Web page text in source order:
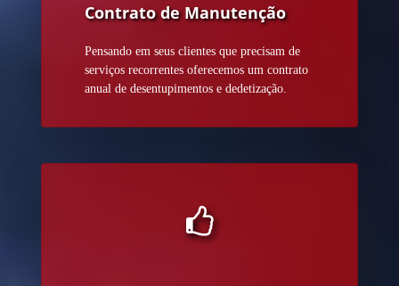
Contrato de Manutenção
Pensando em seus clientes que precisam de
serviços recorrentes oferecemos um contrato
anual de desentupimentos e dedetização.